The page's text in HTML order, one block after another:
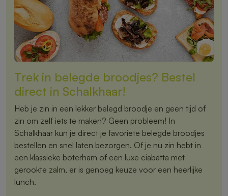
Trek in belegde broodjes? Bestel
direct in Schalkhaar!
Heb je zin in een lekker belegd broodje en geen tijd of
zin om zelf iets te maken? Geen probleem! In
Schalkhaar kun je direct je favoriete belegde broodjes
bestellen en snel laten bezorgen. Of je nu zin hebt in
een klassieke boterham of een luxe ciabatta met
gerookte zalm, er is genoeg keuze voor een heerlijke
lunch.